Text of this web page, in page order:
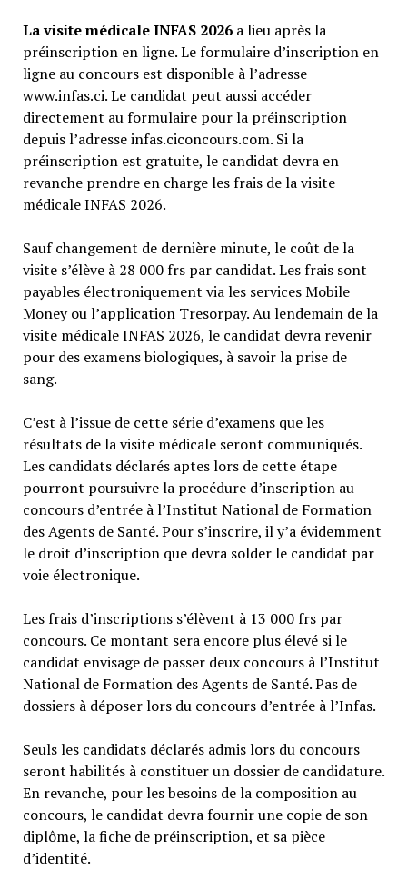
La visite médicale INFAS 2026 a lieu après la
préinscription en ligne. Le formulaire d’inscription en
ligne au concours est disponible à l’adresse
www.infas.ci. Le candidat peut aussi accéder
directement au formulaire pour la préinscription
depuis l’adresse infas.ciconcours.com. Si la
préinscription est gratuite, le candidat devra en
revanche prendre en charge les frais de la visite
médicale INFAS 2026.
Sauf changement de dernière minute, le coût de la
visite s’élève à 28 000 frs par candidat. Les frais sont
payables électroniquement via les services Mobile
Money ou l’application Tresorpay. Au lendemain de la
visite médicale INFAS 2026, le candidat devra revenir
pour des examens biologiques, à savoir la prise de
sang.
C’est à l’issue de cette série d’examens que les
résultats de la visite médicale seront communiqués.
Les candidats déclarés aptes lors de cette étape
pourront poursuivre la procédure d’inscription au
concours d’entrée à l’Institut National de Formation
des Agents de Santé. Pour s’inscrire, il y’a évidemment
le droit d’inscription que devra solder le candidat par
voie électronique.
Les frais d’inscriptions s’élèvent à 13 000 frs par
concours. Ce montant sera encore plus élevé si le
candidat envisage de passer deux concours à l’Institut
National de Formation des Agents de Santé. Pas de
dossiers à déposer lors du concours d’entrée à l’Infas.
Seuls les candidats déclarés admis lors du concours
seront habilités à constituer un dossier de candidature.
En revanche, pour les besoins de la composition au
concours, le candidat devra fournir une copie de son
diplôme, la fiche de préinscription, et sa pièce
d’identité.